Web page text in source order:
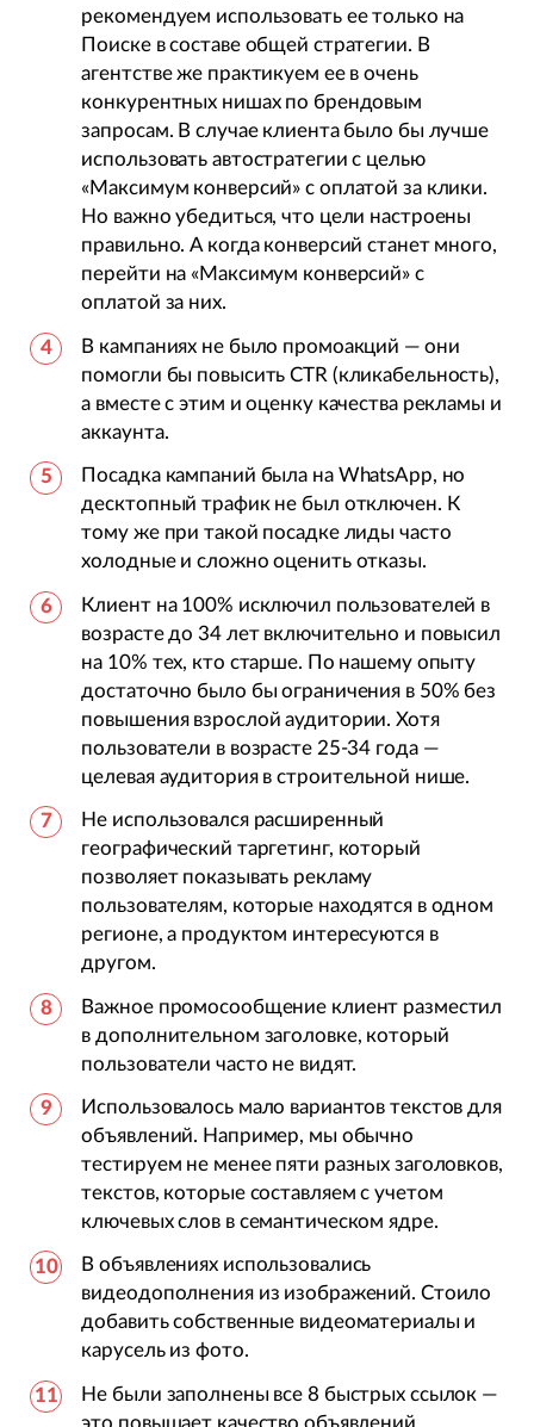
рекомендуем использовать ее только на
Поиске в составе общей стратегии. В
агентстве же практикуем ее в очень
конкурентных нишах по брендовым
запросам. В случае клиента было бы лучше
использовать автостратегии с целью
«Максимум конверсий» с оплатой за клики.
Но важно убедиться, что цели настроены
правильно. А когда конверсий станет много,
перейти на «Максимум конверсий» с
оплатой за них.
В кампаниях не было промоакций — они
помогли бы повысить CTR (кликабельность),
а вместе с этим и оценку качества рекламы и
аккаунта.
Посадка кампаний была на WhatsApp, но
десктопный трафик не был отключен. К
тому же при такой посадке лиды часто
холодные и сложно оценить отказы.
Клиент на 100% исключил пользователей в
возрасте до 34 лет включительно и повысил
на 10% тех, кто старше. По нашему опыту
достаточно было бы ограничения в 50% без
повышения взрослой аудитории. Хотя
пользователи в возрасте 25-34 года —
целевая аудитория в строительной нише.
Не использовался расширенный
географический таргетинг, который
позволяет показывать рекламу
пользователям, которые находятся в одном
регионе, а продуктом интересуются в
другом.
Важное промосообщение клиент разместил
в дополнительном заголовке, который
пользователи часто не видят.
Использовалось мало вариантов текстов для
объявлений. Например, мы обычно
тестируем не менее пяти разных заголовков,
текстов, которые составляем с учетом
ключевых слов в семантическом ядре.
В объявлениях использовались
видеодополнения из изображений. Стоило
добавить собственные видеоматериалы и
карусель из фото.
Не были заполнены все 8 быстрых ссылок —
это повышает качество объявлений.